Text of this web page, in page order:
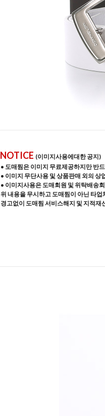
NOTICE (이미지사용에대한 공지)
• 도매찜은 이미지 무료제공하지만 반
• 이미지 무단사용 및 상품판매 외의 상
• 이미지사용은 도매회원 및 위탁배송
위 내용을 무시하고 도매찜이 아닌 타
경고없이 도매찜 서비스해지 및 지적